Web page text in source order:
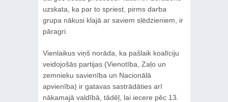
uzskata, ka par to spriest, pirms darba
grupa nākusi klajā ar saviem slēdzieniem, ir
pāragri.
Vienlaikus viņš norāda, ka pašlaik koalīciju
veidojošās partijas (Vienotība, Zaļo un
zemnieku savienība un Nacionālā
apvienība) ir gatavas sastrādāties arī
nākamajā valdībā, tādēļ, lai iecere pēc 13.